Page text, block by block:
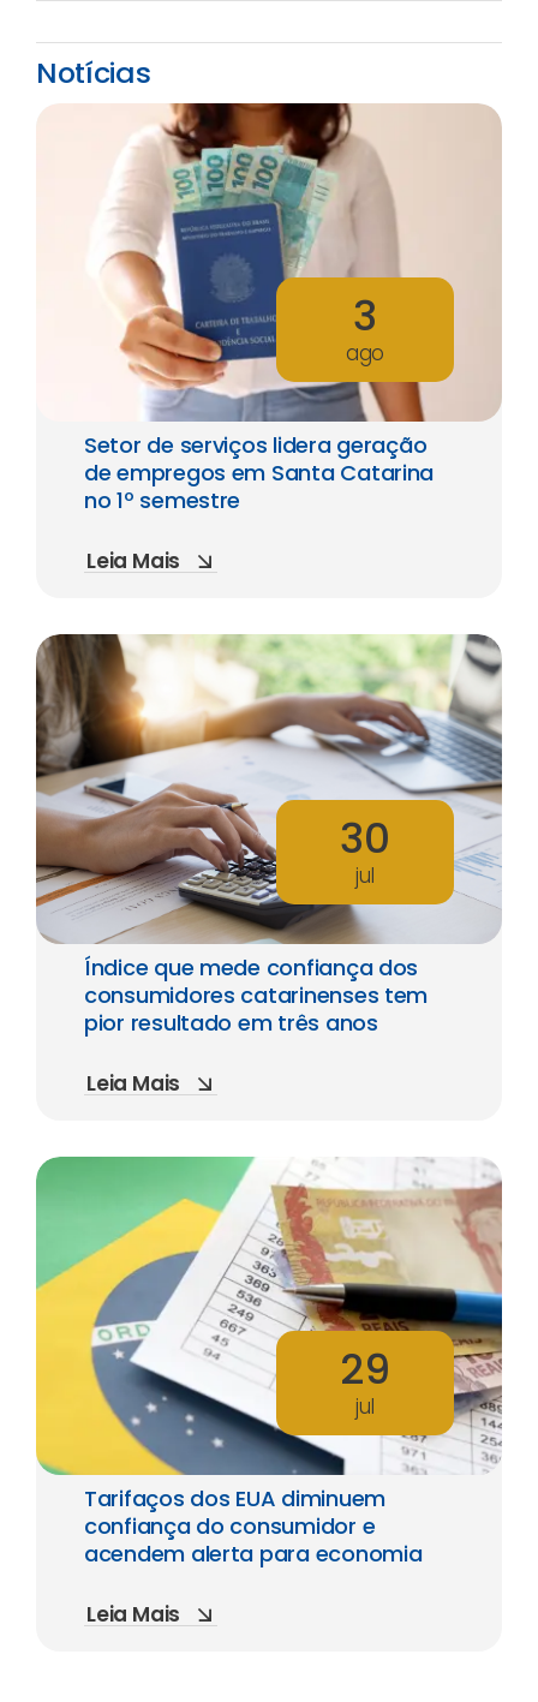
Notícias
3
ago
Setor de serviços lidera geração
de empregos em Santa Catarina
no 1º semestre
Leia Mais
30
jul
Índice que mede confiança dos
consumidores catarinenses tem
pior resultado em três anos
Leia Mais
29
jul
Tarifaços dos EUA diminuem
confiança do consumidor e
acendem alerta para economia
Leia Mais